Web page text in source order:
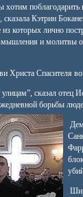
Кэтрин
которых лично
и молитвы
Христа Спасителя
сказал отец
борьбы